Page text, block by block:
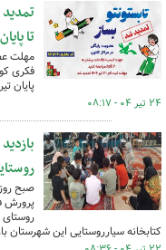
تا
مهلت
فکری
پایان تیر ۱۴۰۴ تمدید شد.
۲۴ تیر ۰۴ - ۰۸:۱۷
پرورش
روستای
کتابخانه سیارروستایی این شهرستان